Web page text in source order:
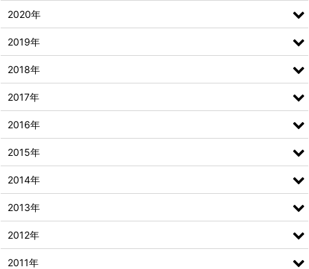
2020年
2019年
2018年
2017年
2016年
2015年
2014年
2013年
2012年
2011年